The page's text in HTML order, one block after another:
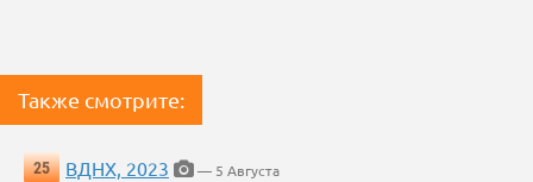
Также смотрите:
25 ВДНХ, 2023
— 5 Августа